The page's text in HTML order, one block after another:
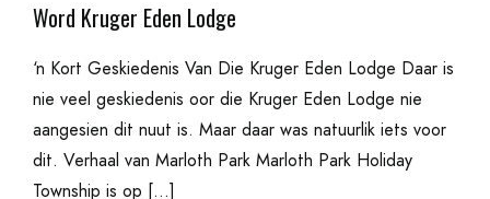
Word Kruger Eden Lodge
‘n Kort Geskiedenis Van Die Kruger Eden Lodge Daar is
nie veel geskiedenis oor die Kruger Eden Lodge nie
aangesien dit nuut is. Maar daar was natuurlik iets voor
dit. Verhaal van Marloth Park Marloth Park Holiday
Township is op […]